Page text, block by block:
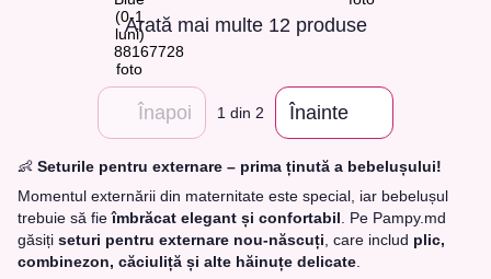
Arată mai multe 12 produse
Înapoi 1 din 2 Înainte
👶 Seturile pentru externare – prima ținută a bebelușului!
Momentul externării din maternitate este special, iar bebelușul
trebuie să fieîmbrăcat elegant și confortabil . Pe Pampy.md
găsiți seturi pentru externare nou-născuți , care includ plic,
combinezon, căciuliță și alte hăinuțe delicate